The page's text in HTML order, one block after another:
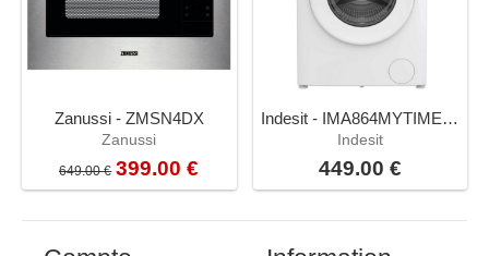
Zanussi - ZMSN4DX
Zanussi
649.00 € 399.00 €
Indesit - IMA864MYTIMEFR
Indesit
449.00 €